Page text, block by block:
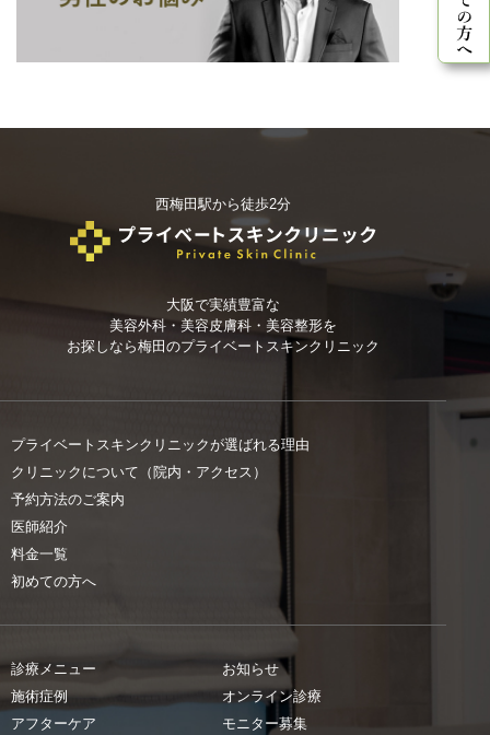
西梅田駅から徒歩2分
大阪で実績豊富な
美容外科・美容皮膚科・美容整形を
お探しなら梅田のプライベートスキンクリニック
プライベートスキンクリニックが選ばれる理由
クリニックについて（院内・アクセス）
予約方法のご案内
医師紹介
料金一覧
初めての方へ
診療メニュー
施術症例
アフターケア
お知らせ
オンライン診療
モニター募集